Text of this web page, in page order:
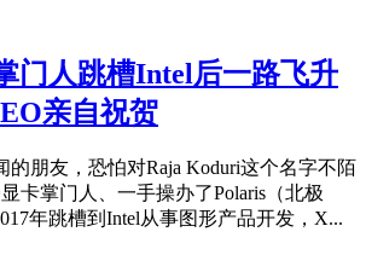
门人跳槽Intel后一路飞升
亲自祝贺
的朋友，恐怕对Raja Koduri这个名字不陌
卡掌门人、一手操办了Polaris（北极
年跳槽到Intel从事图形产品开发，X...